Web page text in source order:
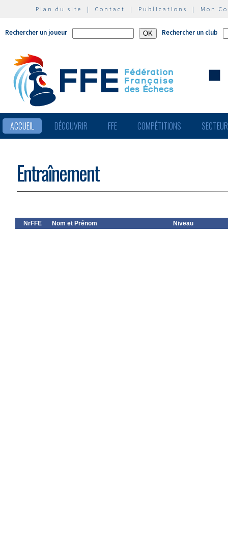
Plan du site | Contact | Publications | Mon
Rechercher un joueur Rechercher un club
ACCUEIL DÉCOUVRIR FFE COMPÉTITIONS
Entraînement
NrFFE Nom et Prénom Niveau